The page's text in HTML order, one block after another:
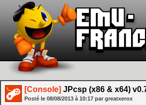
[Console] JPcsp (x86 & x64)
Posté le 08/08/2013 à 10:17 par greatxerox